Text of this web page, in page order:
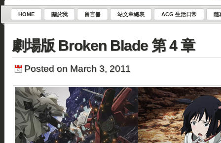
HOME 關於我 留言冊 站文章總表 ACG 生活日常 隨
劇場版 Broken Blade 第 4 章
Posted on March 3, 2011